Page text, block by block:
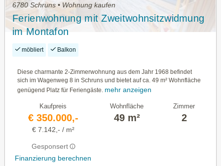
6780 Schruns • Wohnung kaufen
Ferienwohnung mit Zweitwohnsitzwidmung
im Montafon
möbliert Balkon
Diese charmante 2-Zimmerwohnung aus dem Jahr 1968 befindet
sich im Wagenweg 8 in Schruns und bietet auf ca. 49 m² Wohnfläche
genügend Platz für Feriengäste. mehr anzeigen
Kaufpreis
€ 350.000,-
€ 7.142,- / m²
Gesponsert
Finanzierung berechnen
Wohnfläche
49 m²
Zimmer
2